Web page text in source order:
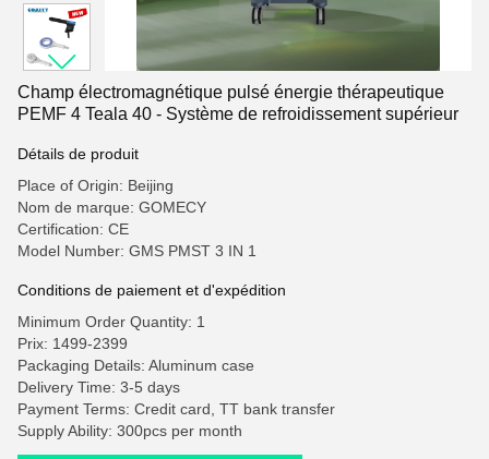
Champ électromagnétique pulsé énergie thérapeutique
PEMF 4 Teala 40 - Système de refroidissement supérieur
Détails de produit
Place of Origin: Beijing
Nom de marque: GOMECY
Certification: CE
Model Number: GMS PMST 3 IN 1
Conditions de paiement et d'expédition
Minimum Order Quantity: 1
Prix: 1499-2399
Packaging Details: Aluminum case
Delivery Time: 3-5 days
Payment Terms: Credit card, TT bank transfer
Supply Ability: 300pcs per month